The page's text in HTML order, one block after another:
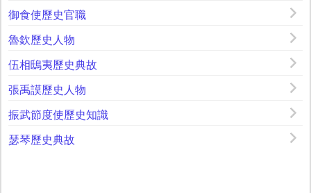
御食使歷史官職
魯欽歷史人物
伍相鴟夷歷史典故
張禹謨歷史人物
振武節度使歷史知識
瑟琴歷史典故